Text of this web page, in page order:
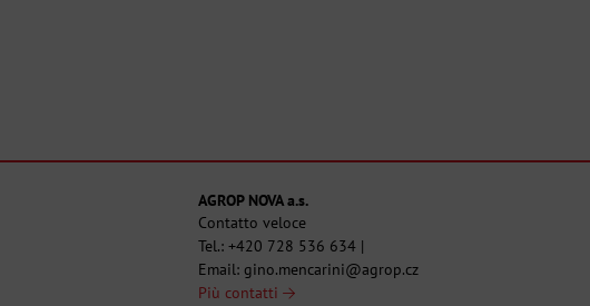
AGROP NOVA a.s.
Contatto veloce
Tel.: +420 728 536 634 |
Email: gino.mencarini@agrop.cz
Più contatti